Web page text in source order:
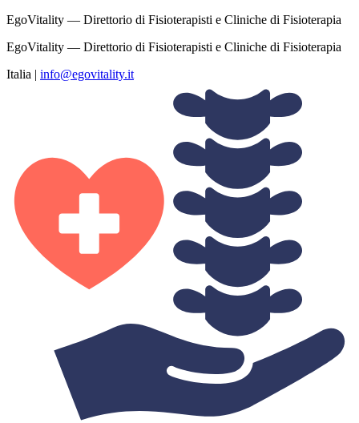
EgoVitality — Direttorio di Fisioterapisti e Cliniche di Fisioterapia
EgoVitality — Direttorio di Fisioterapisti e Cliniche di Fisioterapia
Italia | info@egovitality.it